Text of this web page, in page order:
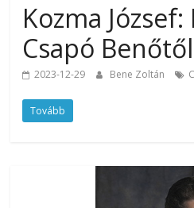
Kozma József:
Csapó Benőtől
2023-12-29 Bene Zoltán
Tovább